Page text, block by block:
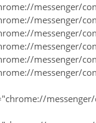
messenger/
messenger/
messenger/
messenger/
messenger/
messenger/